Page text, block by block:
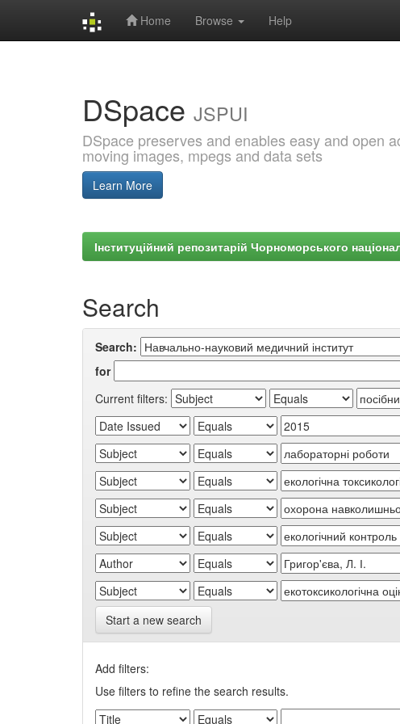
Home Browse Help
DSpace JSPUI
DSpace preserves and enables easy and open
moving images, mpegs and data sets
Learn More
Інституційний репозитарій Чорноморського
Search
Search:
for
Current filters:
Start a new search
Add filters:
Use filters to refine the search results.